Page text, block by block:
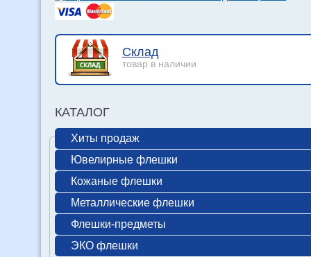
Склад
товар в наличии
КАТАЛОГ
Хиты продаж
Ювелирные флешки
Кожаные флешки
Металлические флешки
Флешки-предметы
ЭКО флешки